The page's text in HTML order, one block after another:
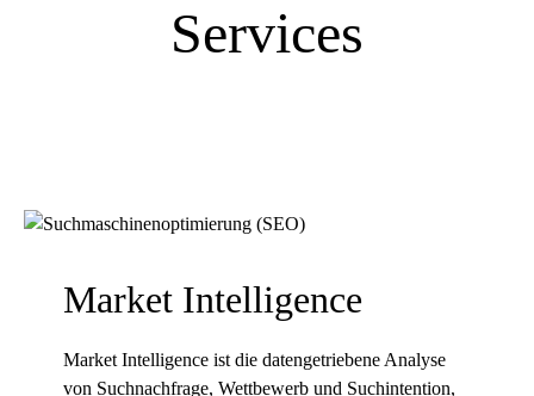
Services
Market Intelligence
Market Intelligence ist die datengetriebene Analyse
von Suchnachfrage, Wettbewerb und Suchintention,